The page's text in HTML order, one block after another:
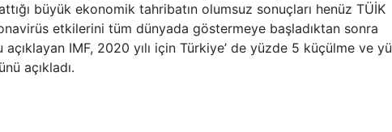
büyük ekonomik tahribatın olumsuz sonuçları henüz TÜİK
etkilerini tüm dünyada göstermeye başladıktan sonra
açıklayan IMF, 2020 yılı için Türkiye’ de yüzde 5 küçülme ve
açıkladı.